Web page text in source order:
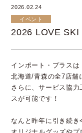
2026.02.24
イベント
2026 LOVE SKI
インポート・プラスは
北海道/青森の全7店舗
さらに、サービス協
スが可能です！
なんと昨年に引き続